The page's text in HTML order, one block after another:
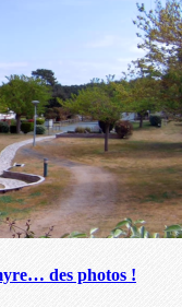
des photos !